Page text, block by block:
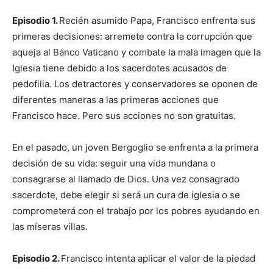
Episodio 1.Recién asumido Papa, Francisco enfrenta sus
primeras decisiones: arremete contra la corrupción que
aqueja al Banco Vaticano y combate la mala imagen que la
Iglesia tiene debido a los sacerdotes acusados de
pedofilia. Los detractores y conservadores se oponen de
diferentes maneras a las primeras acciones que
Francisco hace. Pero sus acciones no son gratuitas.
En el pasado, un joven Bergoglio se enfrenta a la primera
decisión de su vida: seguir una vida mundana o
consagrarse al llamado de Dios. Una vez consagrado
sacerdote, debe elegir si será un cura de iglesia o se
comprometerá con el trabajo por los pobres ayudando en
las míseras villas.
Episodio 2.Francisco intenta aplicar el valor de la piedad